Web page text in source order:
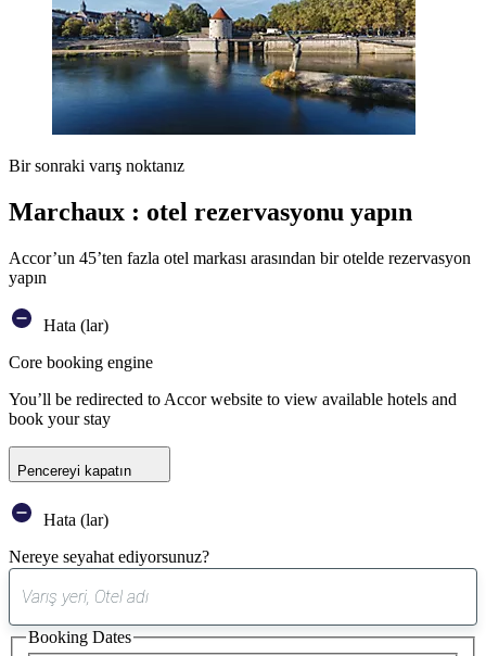
Bir sonraki varış noktanız
Marchaux : otel rezervasyonu yapın
Accor’un 45’ten fazla otel markası arasından bir otelde rezervasyon
yapın
Hata (lar)
Core booking engine
You’ll be redirected to Accor website to view available hotels and
book your stay
Pencereyi kapatın
Hata (lar)
Nereye seyahat ediyorsunuz?
öneri
bulundu
Booking Dates